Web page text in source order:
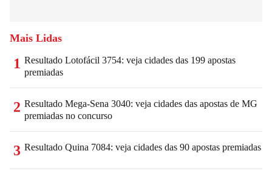
Mais Lidas
1 Resultado Lotofácil 3754: veja cidades das 199 apostas
premiadas
2 Resultado Mega-Sena 3040: veja cidades das apostas de MG
premiadas no concurso
3 Resultado Quina 7084: veja cidades das 90 apostas premiadas